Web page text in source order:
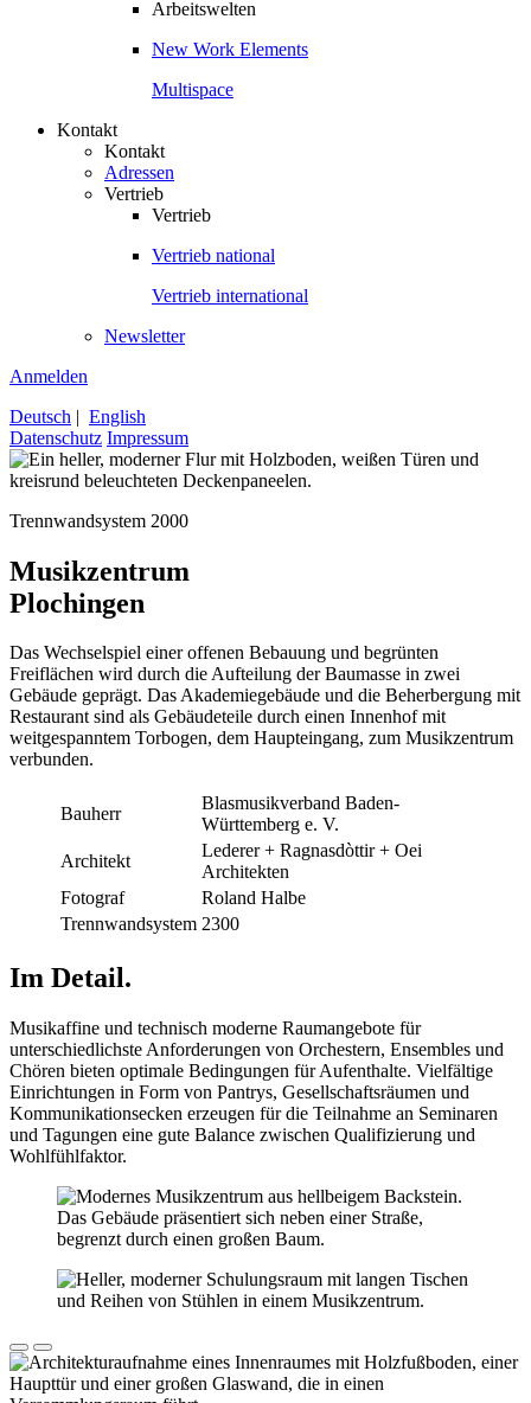
Arbeitswelten
New Work Elements
Multispace
Kontakt
Kontakt
Adressen
Vertrieb
Vertrieb
Vertrieb national
Vertrieb international
Newsletter
Anmelden
Deutsch | English
Datenschutz Impressum
Trennwandsystem 2000
Musikzentrum
Plochingen
Das Wechselspiel einer offenen Bebauung und begrünten
Freiflächen wird durch die Aufteilung der Baumasse in zwei
Gebäude geprägt. Das Akademiegebäude und die Beherbergung mit
Restaurant sind als Gebäudeteile durch einen Innenhof mit
weitgespanntem Torbogen, dem Haupteingang, zum Musikzentrum
verbunden.
Bauherr
Blasmusikverband Baden-
Württemberg e. V.
Architekt
Lederer + Ragnasdòttir + Oei
Architekten
Fotograf
Roland Halbe
Trennwandsystem 2300
Im Detail.
Musikaffine und technisch moderne Raumangebote für
unterschiedlichste Anforderungen von Orchestern, Ensembles und
Chören bieten optimale Bedingungen für Aufenthalte. Vielfältige
Einrichtungen in Form von Pantrys, Gesellschaftsräumen und
Kommunikationsecken erzeugen für die Teilnahme an Seminaren
und Tagungen eine gute Balance zwischen Qualifizierung und
Wohlfühlfaktor.